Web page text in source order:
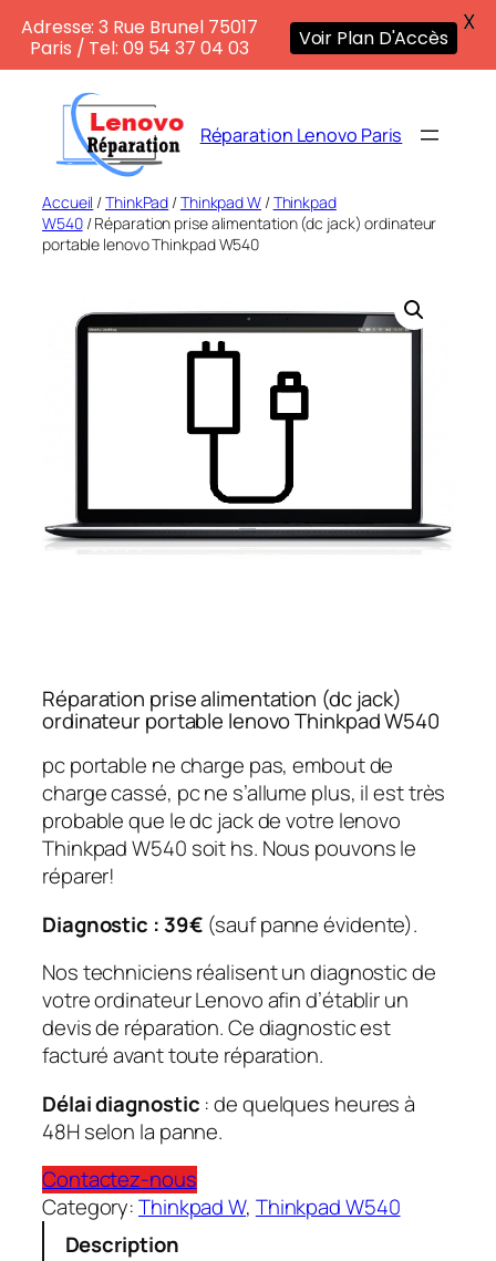
contenu
Réparation Lenovo Paris
Accueil /ThinkPad /Thinkpad W/Thinkpad
W540/ Réparation prise alimentation (dc jack) ordinateur
portable lenovo Thinkpad W540
Réparation prise alimentation (dc jack)
ordinateur portable lenovo Thinkpad W540
pc portable ne charge pas, embout de
charge cassé, pc ne s’allume plus, il est très
probable que le dc jack de votre lenovo
Thinkpad W540 soit hs. Nous pouvons le
réparer!
Diagnostic : 39€ (sauf panne évidente).
Nos techniciens réalisent un diagnostic de
votre ordinateur Lenovo afin d’établir un
devis de réparation. Ce diagnostic est
facturé avant toute réparation.
Délai diagnostic : de quelques heures à
48H selon la panne.
Contactez-nous
Category:Thinkpad W, Thinkpad W540
Description
Adresse: 3 Rue Brunel 75017
Paris / Tel: 09 54 37 04 03
Voir Plan D'Accès
X